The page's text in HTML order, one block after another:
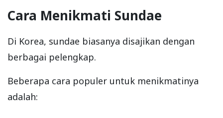
Cara Menikmati Sundae
Di Korea, sundae biasanya disajikan dengan
berbagai pelengkap.
Beberapa cara populer untuk menikmatinya
adalah: